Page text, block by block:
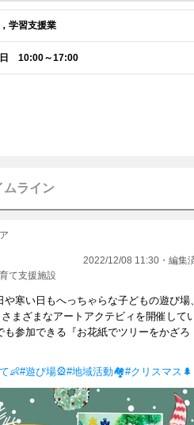
学習支援業
日 10:00～17:00
ムライン
て支援施設
2022/12/08 11:30・編集
寒い日もへっちゃらな子どもの遊び場、
まざまなアートアクテビィを開催して
参加できる『お花紙でツリーをかざろ
👶#遊び場🎡#地域活動🏘#クリスマス🌲